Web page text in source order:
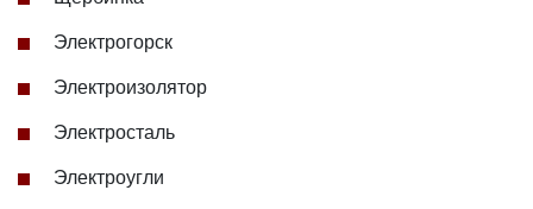
Электрогорск
Электроизолятор
Электросталь
Электроугли